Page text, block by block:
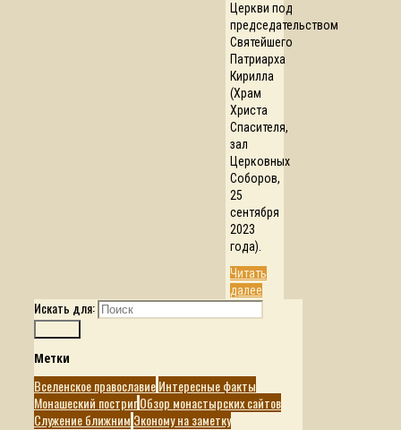
Церкви под
председательством
Святейшего
Патриарха
Кирилла
(Храм
Христа
Спасителя,
зал
Церковных
Соборов,
25
сентября
2023
года).
Читать
далее
Искать для:
Метки
Вселенское православиеИнтересные факты
Монашеский постригОбзор монастырских сайтов
Служение ближним Эконому на заметку